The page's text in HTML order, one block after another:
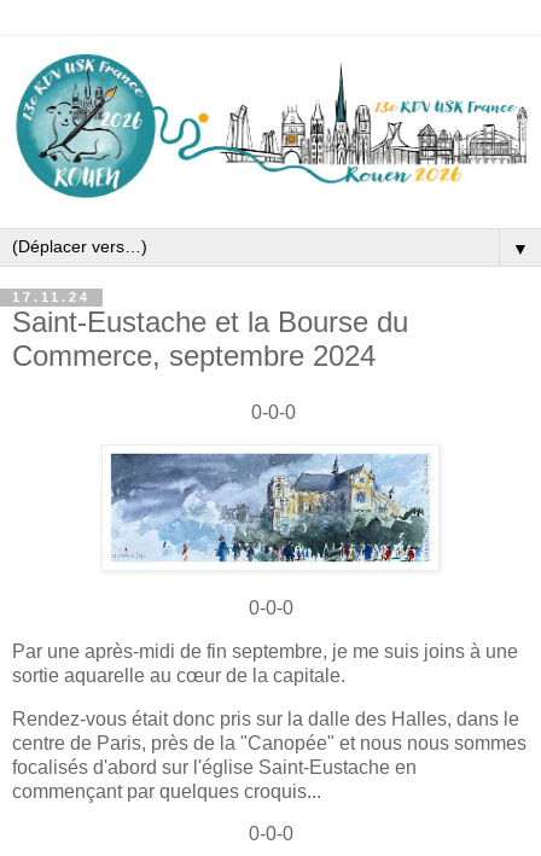
▼
17.11.24
Saint-Eustache et la Bourse du
Commerce, septembre 2024
0-0-0
0-0-0
Par une après-midi de fin septembre, je me suis joins à une
sortie aquarelle au cœur de la capitale.
Rendez-vous était donc pris sur la dalle des Halles, dans le
centre de Paris, près de la "Canopée" et nous nous sommes
focalisés d'abord sur l'église Saint-Eustache en
commençant par quelques croquis...
0-0-0